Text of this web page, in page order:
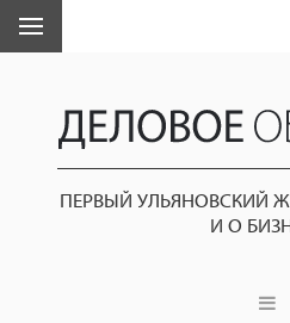
ПЕРВЫЙ УЛЬЯНОВСКИЙ
И О